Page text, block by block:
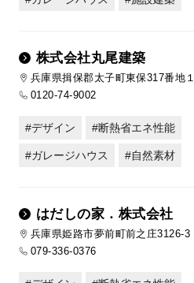
株式会社丸尾建築
兵庫県揖保郡太子町東保317番地１
0120-74-9002
デザイン 断熱省エネ性能
ガレージハウス 自然素材
はだしの家．株式会社
兵庫県姫路市夢前町前之庄3126-3
079-336-0376